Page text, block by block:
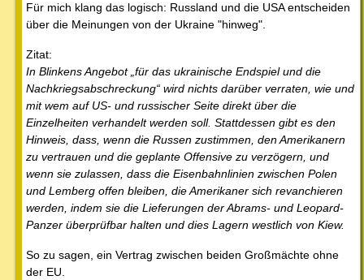
Für mich klang das logisch: Russland und die USA entscheiden
über die Meinungen von der Ukraine "hinweg".
Zitat:
In Blinkens Angebot „für das ukrainische Endspiel und die
Nachkriegsabschreckung“ wird nichts darüber verraten, wie und
mit wem auf US- und russischer Seite direkt über die
Einzelheiten verhandelt werden soll. Stattdessen gibt es den
Hinweis, dass, wenn die Russen zustimmen, den Amerikanern
zu vertrauen und die geplante Offensive zu verzögern, und
wenn sie zulassen, dass die Eisenbahnlinien zwischen Polen
und Lemberg offen bleiben, die Amerikaner sich revanchieren
werden, indem sie die Lieferungen der Abrams- und Leopard-
Panzer überprüfbar halten und dies Lagern westlich von Kiew.
So zu sagen, ein Vertrag zwischen beiden Großmächte ohne
der EU.